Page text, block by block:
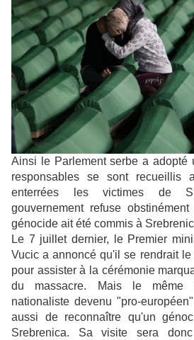
Ainsi le Parlement serbe a adopté
responsables se sont recueillis
enterrées les victimes de
gouvernement refuse
génocide ait été commis à
Le 7 juillet dernier, le Premier
Vucic a annoncé qu'il se rendrait
pour assister à la cérémonie
du massacre. Mais le même
nationaliste devenu "pro-
aussi de reconnaître qu'un
Srebrenica. Sa visite sera